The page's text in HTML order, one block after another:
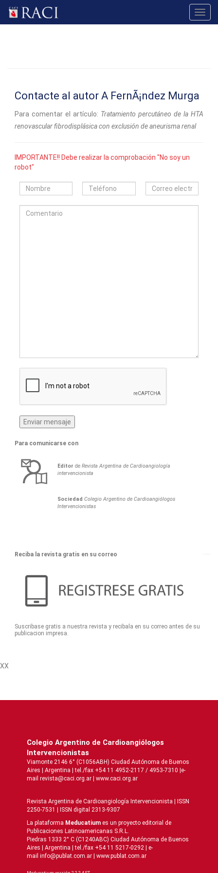
Contacte al autor A FernÃ¡ndez Murga
Para comentar el artículo: Tratamiento percutáneo de la HTA
renovascular fibrodisplásica con exclusión de aneurisma renal
IMPORTANTE!! Debe realizar la comprobación "No soy un
robot"
Para comunicarse con
Editor deRevista Argentina de Cardioangiología
intervencionista
Sociedad Colegio Argentino de Cardioangiólogos
Intervencionistas
Reciba la revista gratis en su correo
Suscribase gratis a nuestra revista y recibala en su correo antes de su
publicacion impresa.
XX
Colegio Argentino de Cardioangiólogos
Intervencionistas
Viamonte 2146 6° (C1056ABH) Ciudad Autónoma de Buenos
Aires | Argentina | tel./fax +54 11 4952-2117 / 4953-7310 |e-
mail revista@caci.org.ar | www.caci.org.ar
Revista Argentina de Cardioangiologí­a Intervencionista | ISSN
2250-7531 | ISSN digital 2313-9307
La plataforma Meducatium es un proyecto editorial de
Publicaciones Latinoamericanas S.R.L.
Piedras 1333 2° C (C1240ABC) Ciudad Autónoma de Buenos
Aires | Argentina | tel./fax +54 11 5217-0292 | e-
mail info@publat.com.ar |
www.publat.com.ar